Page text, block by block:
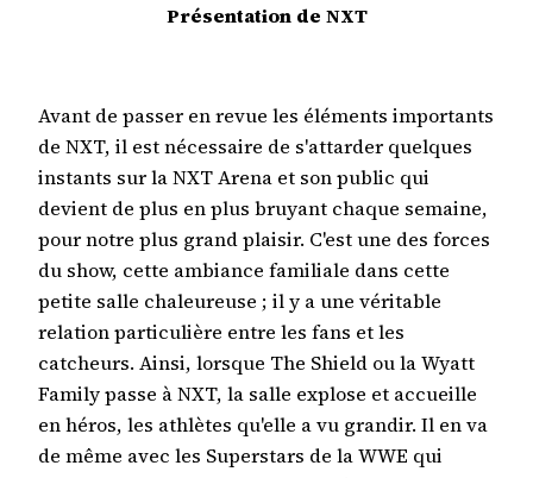
Présentation de NXT
Avant de passer en revue les éléments importants
de NXT, il est nécessaire de s'attarder quelques
instants sur la NXT Arena et son public qui
devient de plus en plus bruyant chaque semaine,
pour notre plus grand plaisir. C'est une des forces
du show, cette ambiance familiale dans cette
petite salle chaleureuse ; il y a une véritable
relation particulière entre les fans et les
catcheurs. Ainsi, lorsque The Shield ou la Wyatt
Family passe à NXT, la salle explose et accueille
en héros, les athlètes qu'elle a vu grandir. Il en va
de même avec les Superstars de la WWE qui